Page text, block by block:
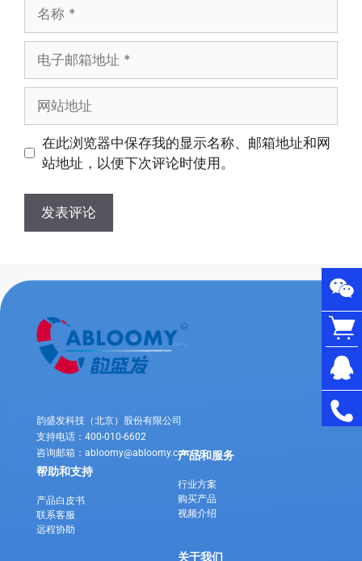
在此浏览器中保存我的显示名称、邮箱地址和网
站地址，以便下次评论时使用。
韵盛发科技（北京）股份有限公司
支持电话：400-010-6602
咨询邮箱：abloomy@abloomy.com.cn
帮助和支持
产品白皮书
联系客服
远程协助
产品和服务
行业方案
购买产品
视频介绍
关于我们